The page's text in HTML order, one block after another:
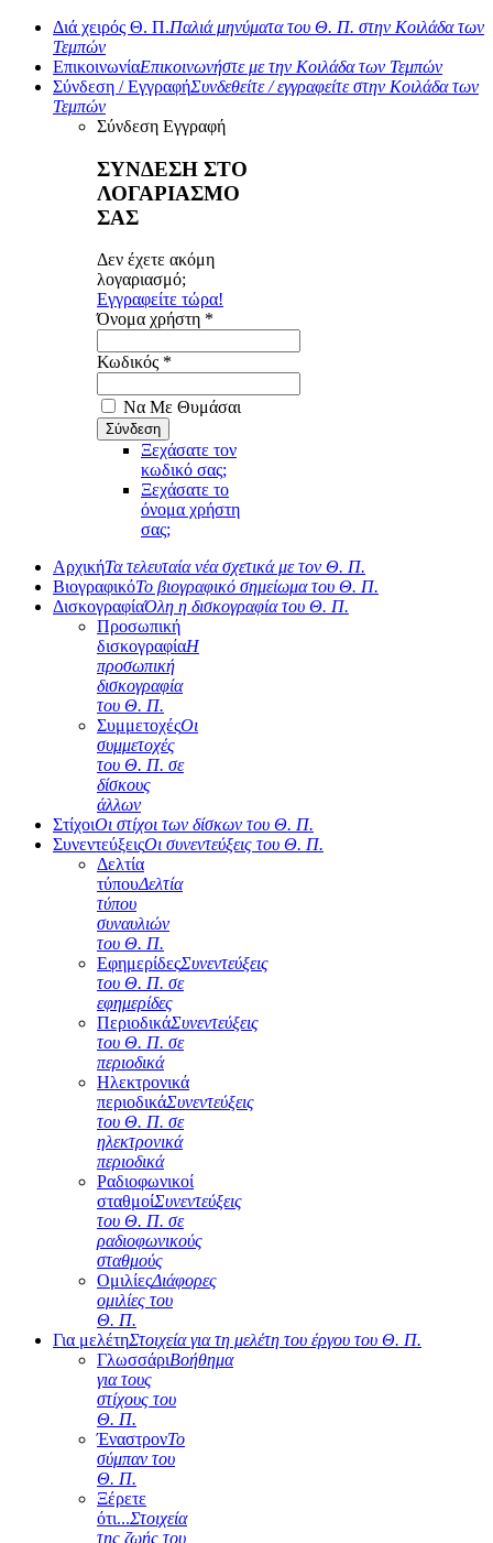
Διά χειρός Θ. Π.Παλιά μηνύματα του Θ. Π. στην Κοιλάδα των
Τεμπών
ΕπικοινωνίαΕπικοινωνήστε με την Κοιλάδα των Τεμπών
Σύνδεση / ΕγγραφήΣυνδεθείτε / εγγραφείτε στην Κοιλάδα των
Τεμπών
Σύνδεση Εγγραφή
ΣΥΝΔΕΣΗ ΣΤΟ
ΛΟΓΑΡΙΑΣΜΟ
ΣΑΣ
Δεν έχετε ακόμη
λογαριασμό;
Εγγραφείτε τώρα!
Όνομα χρήστη *
Κωδικός *
Να Με Θυμάσαι
Ξεχάσατε τον
κωδικό σας;
Ξεχάσατε το
όνομα χρήστη
σας;
ΑρχικήΤα τελευταία νέα σχετικά με τον Θ. Π.
ΒιογραφικόΤο βιογραφικό σημείωμα του Θ. Π.
ΔισκογραφίαΌλη η δισκογραφία του Θ. Π.
Προσωπική
δισκογραφίαΗ
προσωπική
δισκογραφία
του Θ. Π.
ΣυμμετοχέςΟι
συμμετοχές
του Θ. Π. σε
δίσκους
άλλων
ΣτίχοιΟι στίχοι των δίσκων του Θ. Π.
ΣυνεντεύξειςΟι συνεντεύξεις του Θ. Π.
Δελτία
τύπουΔελτία
τύπου
συναυλιών
του Θ. Π.
ΕφημερίδεςΣυνεντεύξεις
του Θ. Π. σε
εφημερίδες
ΠεριοδικάΣυνεντεύξεις
του Θ. Π. σε
περιοδικά
Ηλεκτρονικά
περιοδικάΣυνεντεύξεις
του Θ. Π. σε
ηλεκτρονικά
περιοδικά
Ραδιοφωνικοί
σταθμοίΣυνεντεύξεις
του Θ. Π. σε
ραδιοφωνικούς
σταθμούς
ΟμιλίεςΔιάφορες
ομιλίες του
Θ. Π.
Για μελέτηΣτοιχεία για τη μελέτη του έργου του Θ. Π.
ΓλωσσάριΒοήθημα
για τους
στίχους του
Θ. Π.
ΈναστρονΤο
σύμπαν του
Θ. Π.
Ξέρετε
ότι...Στοιχεία
της ζωής του